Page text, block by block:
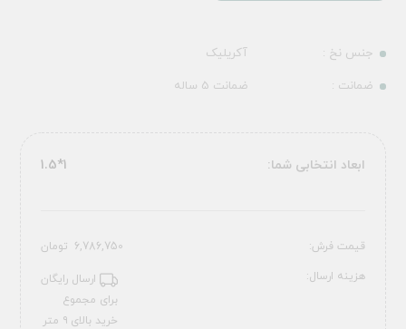
جنس نخ :
آکریلیک
ضمانت :
ضمانت 5 ساله
ابعاد انتخابی شما: 1*1.5
قیمت فرش: 6,786,750 تومان
هزینه ارسال:
ارسال رایگان
برای مجموع
خرید بالای ۹ متر